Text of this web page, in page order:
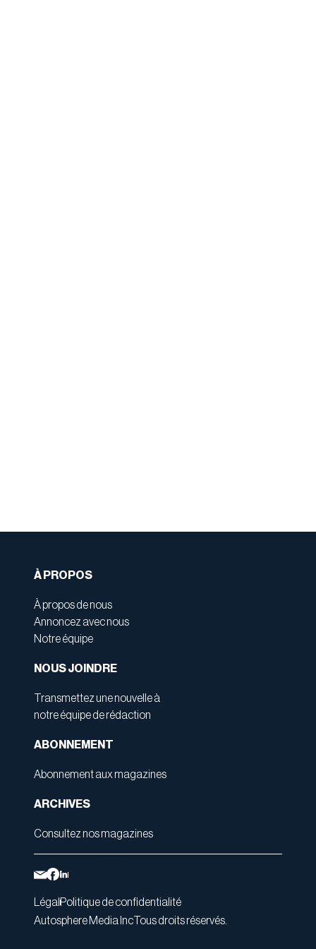
À PROPOS
À propos de nous
Annoncez avec nous
Notre équipe
NOUS JOINDRE
Transmettez une nouvelle à
notre équipe de rédaction
ABONNEMENT
Abonnement aux magazines
ARCHIVES
Consultez nos magazines
Légal Politique de confidentialité
Autosphere Media Inc Tous droits réservés.